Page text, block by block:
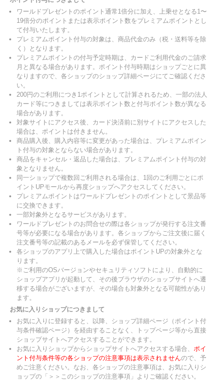
ワールドプレゼントのポイント通常1倍分に加え、上乗せとなる1〜
19倍分のポイントまたは表示ポイント数をプレミアムポイントとし
て付与いたします。
プレミアムポイント付与の対象は、商品代金のみ（税・送料等を除
く）となります。
プレミアムポイントの付与予定時期は、カードご利用代金のご請求
月と異なる場合があります。ポイント付与時期はショップごとに異
なりますので、各ショップのショップ詳細ページにてご確認くださ
い。
200円のご利用につき1ポイントとして計算されるため、一部の法人
カード等につきましては表示ポイント数と付与ポイント数が異なる
場合があります。
対象サイトにアクセス後、カード決済前に別サイトにアクセスした
場合は、ポイントは付きません。
商品購入後、購入内容等に変更があった場合は、プレミアムポイン
ト付与の対象とならない場合があります。
商品をキャンセル・返品した場合は、プレミアムポイント付与の対
象となりません。
同一ショップで複数回ご利用される場合は、1回のご利用ごとにポ
イントUPモールから再度ショップへアクセスしてください。
プレミアムポイントはワールドプレゼントのポイントとして景品等
に交換できます。
一部対象外となるサービスがあります。
ワールドプレゼントのお問合せの際は各ショップが発行する注文番
号等が必要になる場合があります。各ショップからご注文後に届く
注文番号等の記載のあるメールを必ず保管してください。
各ショップのアプリ上で購入した場合はポイントUPの対象外とな
ります。
※ご利用のOSバージョンやセキュリティソフトにより、自動的に
ショップアプリが起動して、その後ブラウザのショップサイトへ遷
移する場合がございますが、その場合も対象外となる可能性があり
ます。
お気に入りショップにつきまして
お気に入りに登録すると、以降、ショップ詳細ページ（ポイント付
与条件確認ページ）を経由することなく、トップページ等から直接
ショップサイトへアクセスすることができます。
お気に入りショップからショップサイトへアクセスする場合、 ポイ
ント付与条件等の各ショップの注意事項は表示されませんので、予
めご注意ください。なお、各ショップの注意事項は、お気に入りシ
ョップの「＞＞このショップの注意事項」よりご確認ください。